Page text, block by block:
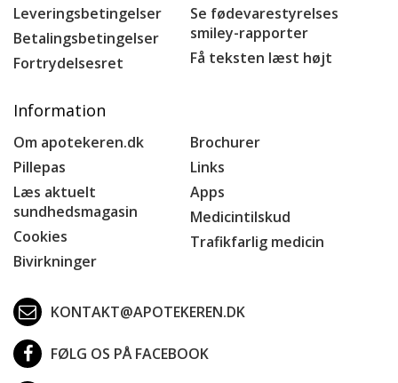
Leveringsbetingelser
Betalingsbetingelser
Fortrydelsesret
Se fødevarestyrelses
smiley-rapporter
Få teksten læst højt
Information
Om apotekeren.dk
Pillepas
Læs aktuelt
sundhedsmagasin
Cookies
Bivirkninger
Brochurer
Links
Apps
Medicintilskud
Trafikfarlig medicin
KONTAKT@APOTEKEREN.DK
FØLG OS PÅ FACEBOOK